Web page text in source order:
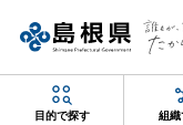
目的で探す 組